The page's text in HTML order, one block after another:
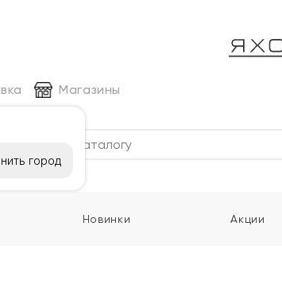
город
Магазины
Новинки Акции